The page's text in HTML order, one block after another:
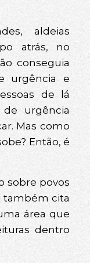
aldeias
atrás, no
conseguia
urgência e
de lá
urgência
Mas como
Então, é
sobre povos
também cita
área que
dentro